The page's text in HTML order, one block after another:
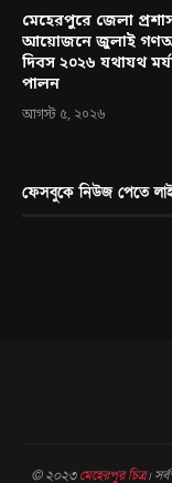
মেহেরপুরে জেলা
আয়োজনে জুলাই
দিবস ২০২৬ যথাযথ
পালন
আগস্ট ৫, ২০২৬
ফেসবুকে নিউজ পেতে
© ২০২৩মেহেরপুর চিত্র।